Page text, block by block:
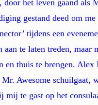
door het leven gaand als
gestand deed om me
tijdens een
aan te laten treden, maar
en thuis te brengen. Alex
Awesome schuilgaat,
mij te gast op het